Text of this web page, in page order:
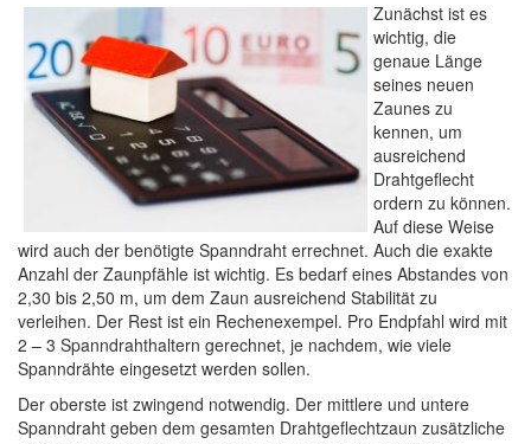
Zunächst ist es
wichtig, die
genaue Länge
seines neuen
Zaunes zu
kennen, um
ausreichend
Drahtgeflecht
ordern zu können.
Auf diese Weise
wird auch der benötigte Spanndraht errechnet. Auch die exakte
Anzahl der Zaunpfähle ist wichtig. Es bedarf eines Abstandes von
2,30 bis 2,50 m, um dem Zaun ausreichend Stabilität zu
verleihen. Der Rest ist ein Rechenexempel. Pro Endpfahl wird mit
2 – 3 Spanndrahthaltern gerechnet, je nachdem, wie viele
Spanndrähte eingesetzt werden sollen.
Der oberste ist zwingend notwendig. Der mittlere und untere
Spanndraht geben dem gesamten Drahtgeflechtzaun zusätzliche